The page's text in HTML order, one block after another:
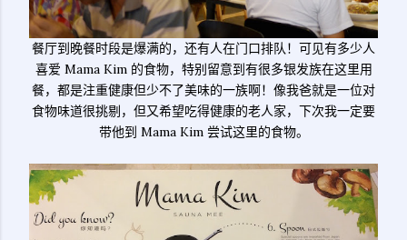
餐厅到晚餐时段是爆满的，还有人在门口排队！可见有多少人
喜爱 Mama Kim 的食物，特别留意到有很多银发族在这里用
餐，都是注重健康但少不了美味的一族啊！像我爸就是一位对
食物味道很挑剔，但又希望吃得健康的老人家，下次我一定要
带他到 Mama Kim 尝试这里的食物。